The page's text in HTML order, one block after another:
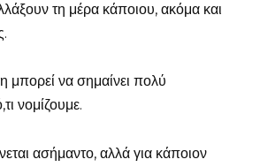
τη μέρα κάποιου, ακόμα και
μπορεί να σημαίνει πολύ
νομίζουμε.
ασήμαντο, αλλά για κάποιον